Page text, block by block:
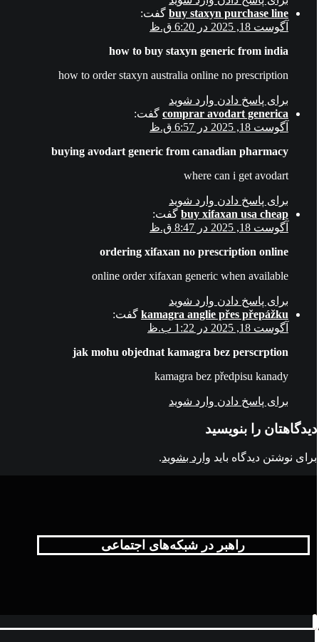
buy staxyn purchase line گفت:
آگوست 18, 2025 در 6:20 ق.ظ
how to buy staxyn generic from india
how to order staxyn australia online no prescription
برای پاسخ دادن وارد شوید
comprar avodart generica گفت:
آگوست 18, 2025 در 6:57 ق.ظ
buying avodart generic from canadian pharmacy
where can i get avodart
برای پاسخ دادن وارد شوید
buy xifaxan usa cheap گفت:
آگوست 18, 2025 در 8:47 ق.ظ
ordering xifaxan no prescription online
online order xifaxan generic when available
برای پاسخ دادن وارد شوید
kamagra anglie přes přepážku گفت:
آگوست 18, 2025 در 1:22 ب.ظ
jak mohu objednat kamagra bez perscrption
kamagra bez předpisu kanady
برای پاسخ دادن وارد شوید
دیدگاهتان را بنویسید
برای نوشتن دیدگاه باید وارد بشوید.
راهبر در شبکه‌های اجتماعی